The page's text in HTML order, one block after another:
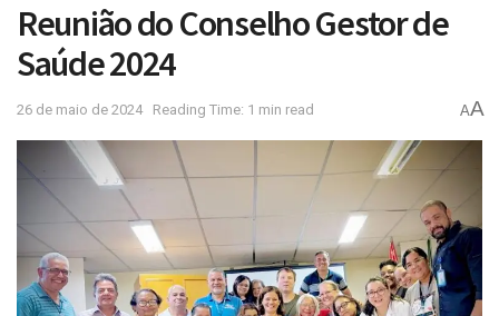
Reunião do Conselho Gestor de
Saúde 2024
26 de maio de 2024 Reading Time: 1 min read AA